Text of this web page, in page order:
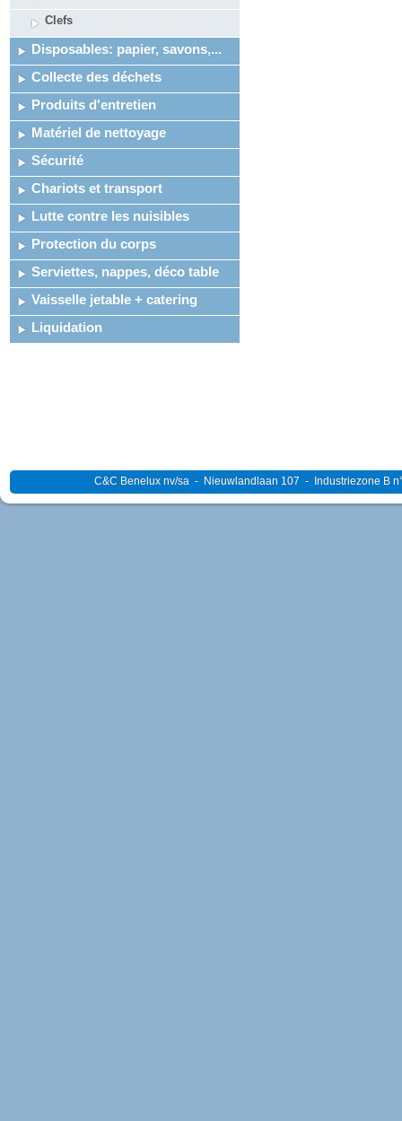
Clefs
Disposables: papier, savons,...
Collecte des déchets
Produits d'entretien
Matériel de nettoyage
Sécurité
Chariots et transport
Lutte contre les nuisibles
Protection du corps
Serviettes, nappes, déco table
Vaisselle jetable + catering
Liquidation
C&C Benelux nv/sa - Nieuwlandlaan 107 - Industriezone B